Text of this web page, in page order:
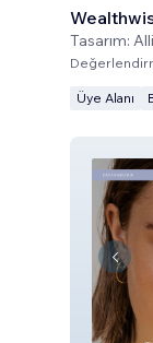
Tasarım:
Üye Alanı